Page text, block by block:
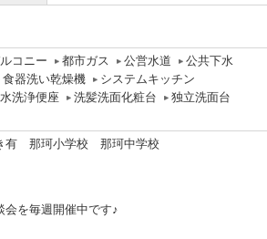
コニー 都市ガス 公営水道
公共下水
食器洗い乾燥機
システムキッチン
洗浄便座 洗髪洗面化粧台
独立洗面台
有 那珂小学校 那珂中学校
会を毎週開催中です♪